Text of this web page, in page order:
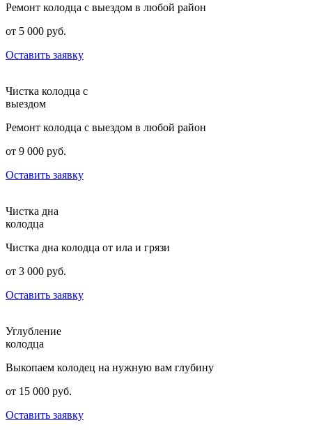
Ремонт колодца с выездом в любой район
от 5 000 руб.
Оставить заявку
Чистка колодца с
выездом
Ремонт колодца с выездом в любой район
от 9 000 руб.
Оставить заявку
Чистка дна
колодца
Чистка дна колодца от ила и грязи
от 3 000 руб.
Оставить заявку
Углубление
колодца
Выкопаем колодец на нужную вам глубину
от 15 000 руб.
Оставить заявку